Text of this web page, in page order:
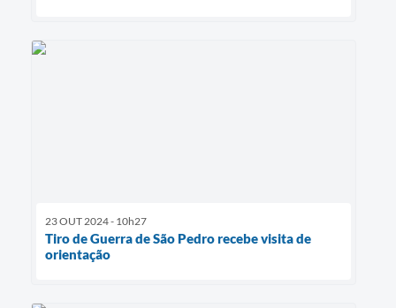
23 OUT 2024 - 10h27
Tiro de Guerra de São Pedro recebe visita de
orientação